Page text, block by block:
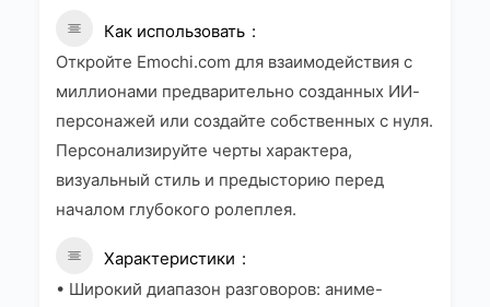
Как использовать
Откройте Emochi.com для взаимодействия с
миллионами предварительно созданных ИИ-
персонажей или создайте собственных с нуля.
Персонализируйте черты характера,
визуальный стиль и предысторию перед
началом глубокого ролеплея.
Характеристики
• Широкий диапазон разговоров: аниме-